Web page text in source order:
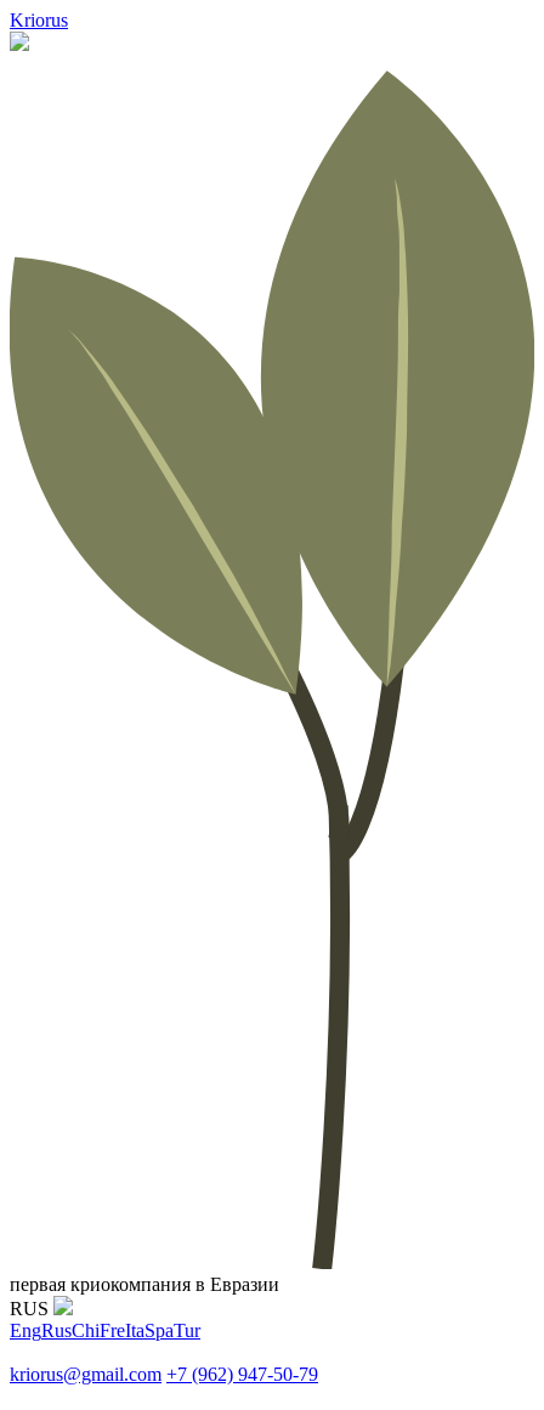
Kriorus
первая криокомпания в Евразии
RUS
EngRusChiFreItaSpaTur
kriorus@gmail.com +7 (962) 947-50-79